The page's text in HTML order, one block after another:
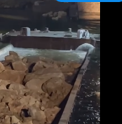
textul
aici
aici